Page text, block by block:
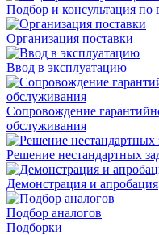
Подбор и консультация по
Организация поставки
Ввод в эксплуатацию
Сопровождение
обслуживания
Решение нестандартных
Демонстрация и апробация
Подбор аналогов
Подборки